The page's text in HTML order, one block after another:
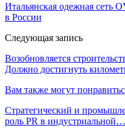
Итальянская одежная сеть
в России
Следующая запись
Возобновляется
Должно достигнуть
Вам также могут
Стратегический и
роль PR в индустриальной…